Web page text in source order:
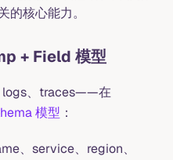
的核心能力。
+ Field 模型
、traces——在
模型 ：
、service、region、